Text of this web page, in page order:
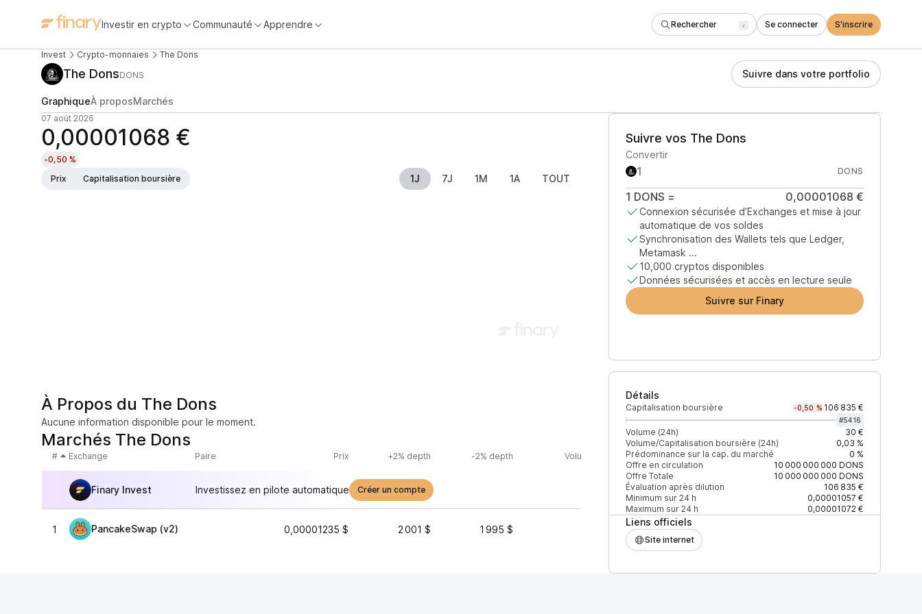
Investir en crypto Communauté Apprendre Rechercher / Se connecter S'inscrire
Invest Crypto-monnaies The Dons
The DonsDONS Suivre dans votre portfolio
GraphiqueÀ proposMarchés
07 août 2026
0,00001068 €
-0,50 %
Prix
Capitalisation boursière 1J 7J 1M 1A TOUT
Suivre vos The Dons
Convertir
DONS
1 DONS = 0,00001068 €
Connexion sécurisée d’Exchanges et mise à jour
automatique de vos soldes
Synchronisation des Wallets tels que Ledger,
Metamask ...
10,000 cryptos disponibles
Données sécurisées et accès en lecture seule
Suivre sur Finary
Détails
Capitalisation boursière -0,50 % 106 835 €
#5416
Volume (24h)
30 €
Volume/Capitalisation boursière (24h)
0,03 %
Prédominance sur la cap. du marché
0 %
Offre en circulation
10 000 000 000 DONS
Offre Totale
10 000 000 000 DONS
Évaluation après dilution
106 835 €
Minimum sur 24 h
0,00001057 €
Maximum sur 24 h
0,00001072 €
Liens officiels
Site internet
À Propos du The Dons
Aucune information disponible pour le moment.
Marchés The Dons
# Exchange Paire Prix +2% depth -2% depth Volume (24h) % du volume Confiance Mis à jour
Finary Invest Investissez en pilote automatique Créer un compte
1 PancakeSwap (v2) 0,00001235 $ 2 001 $ 1 995 $ 100 %